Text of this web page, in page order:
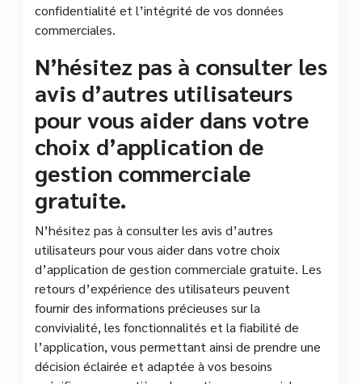
confidentialité et l’intégrité de vos données
commerciales.
N’hésitez pas à consulter les
avis d’autres utilisateurs
pour vous aider dans votre
choix d’application de
gestion commerciale
gratuite.
N’hésitez pas à consulter les avis d’autres
utilisateurs pour vous aider dans votre choix
d’application de gestion commerciale gratuite. Les
retours d’expérience des utilisateurs peuvent
fournir des informations précieuses sur la
convivialité, les fonctionnalités et la fiabilité de
l’application, vous permettant ainsi de prendre une
décision éclairée et adaptée à vos besoins